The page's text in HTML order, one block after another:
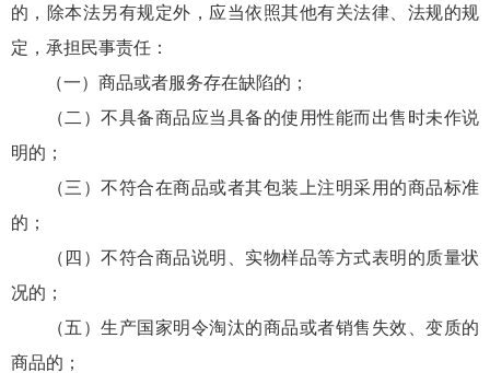
的，除本法另有规定外，应当依照其他有关法律、法规的规
定，承担民事责任：
（一）商品或者服务存在缺陷的；
（二）不具备商品应当具备的使用性能而出售时未作说
明的；
（三）不符合在商品或者其包装上注明采用的商品标准
的；
（四）不符合商品说明、实物样品等方式表明的质量状
况的；
（五）生产国家明令淘汰的商品或者销售失效、变质的
商品的；